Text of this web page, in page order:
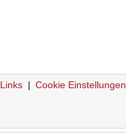
Links Cookie Einstellungen